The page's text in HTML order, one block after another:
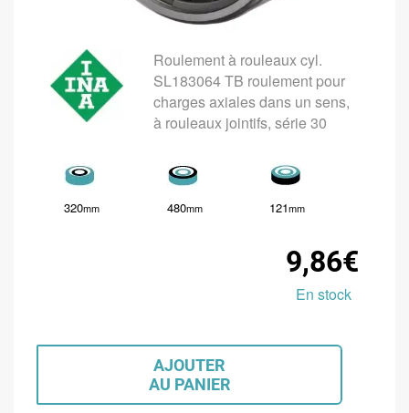
Roulement à rouleaux cyl.
SL183064 TB roulement pour
charges axiales dans un sens,
à rouleaux jointifs, série 30
320mm 480mm 121mm
9,86€
En stock
AJOUTER
AU PANIER